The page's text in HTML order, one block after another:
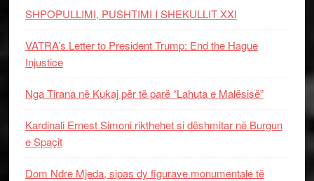
SHPOPULLIMI, PUSHTIMI I SHEKULLIT XXI
VATRA’s Letter to President Trump: End the Hague
Injustice
Nga Tirana në Kukaj për të parë “Lahuta e Malësisë”
Kardinali Ernest Simoni rikthehet si dëshmitar në Burgun
e Spaçit
Dom Ndre Mjeda, sipas dy figurave monumentale të